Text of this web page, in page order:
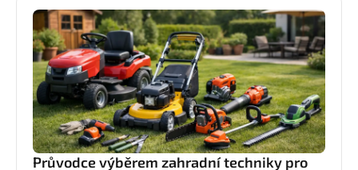
Průvodce výběrem zahradní techniky pro